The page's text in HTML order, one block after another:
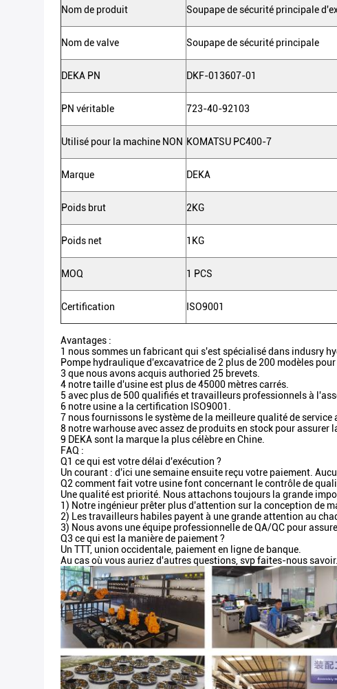
Nom de produit Soupape de sécurité principale
Nom de valve Soupape de sécurité principale
DEKA PN DKF-013607-01
PN véritable 723-40-92103
Utilisé pour la machine NON KOMATSU PC400-7
Marque DEKA
Poids brut 2KG
Poids net 1KG
MOQ 1 PCS
Certification ISO9001
Avantages :
1 nous sommes un fabricant qui s'est spécialisé dans indusry
Pompe hydraulique d'excavatrice de 2 plus de 200 modèles
3 que nous avons acquis authoried 25 brevets.
4 notre taille d'usine est plus de 45000 mètres carrés.
5 avec plus de 500 qualifiés et travailleurs professionnels à
6 notre usine a la certification ISO9001.
7 nous fournissons le système de la meilleure qualité de service
8 notre warhouse avec assez de produits en stock pour assurer
9 DEKA sont la marque la plus célèbre en Chine.
FAQ :
Q1 ce qui est votre délai d'exécution ?
Un courant : d'ici une semaine ensuite reçu votre paiement.
Q2 comment fait votre usine font concernant le contrôle de
Une qualité est priorité. Nous attachons toujours la grande
1) Notre ingénieur prêter plus d'attention sur la conception de
2) Les travailleurs habiles payent à une grande attention au
3) Nous avons une équipe professionnelle de QA/QC pour
Q3 ce qui est la manière de paiement ?
Un TTT, union occidentale, paiement en ligne de banque.
Au cas où vous auriez d'autres questions, svp faites-nous